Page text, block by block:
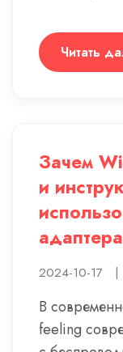
Читать
Зачем
и
2024-10-17 |
В
feeling